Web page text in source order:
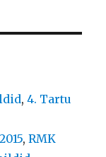
,4. Tartu
,RMK